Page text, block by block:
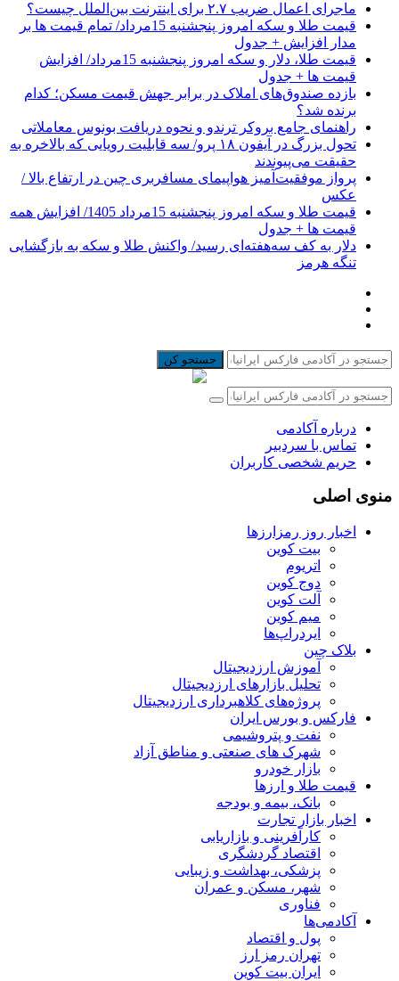
ماجرای اعمال ضریب ۲.۷ برای اینترنت بین‌الملل چیست؟
قیمت طلا و سکه امروز پنجشنبه 15مرداد/ تمام قیمت ها بر
مدار افزایش + جدول
قیمت طلا، دلار و سکه امروز پنجشنبه 15مرداد/ افزایش
قیمت ها + جدول
بازده صندوق‌های املاک در برابر جهش قیمت مسکن؛ کدام
برنده شد؟
راهنمای جامع بروکر ترندو و نحوه دریافت بونوس معاملاتی
تحول بزرگ در آیفون ۱۸ پرو/ سه قابلیت رویایی که بالاخره به
حقیقت می‌پیوندند
پرواز موفقیت‌آمیز هواپیمای مسافربری چین در ارتفاع بالا /
عکس
قیمت طلا و سکه امروز پنجشنبه 15مرداد 1405/ افزایش همه
قیمت ها + جدول
دلار به کف سه‌هفته‌ای رسید/ واکنش طلا و سکه به بازگشایی
تنگه هرمز
جستجو کن
درباره آکادمی
تماس با سردبیر
حریم شخصی کاربران
منوی اصلی
اخبار روز رمزارزها
بیت کوین
اتریوم
دوج کوین
آلت کوین
میم کوین‌
ایردراپ‌ها
بلاک چین
آموزش ارزدیجیتال
تحلیل بازارهای ارزدیجیتال
پروژه‌های کلاهبرداری ارزدیجیتال
فارکس و بورس ایران
نفت و پتروشیمی
شهرک های صنعتی و مناطق آزاد
بازار خودرو
قیمت طلا و ارزها
بانک، بیمه و بودجه
اخبار بازار تجارت
کارآفرینی و بازاریابی
اقتصاد گردشگری
پزشکی، بهداشت و زیبایی
شهر، مسکن و عمران
فناوری
آکادمی‌ها
پول و اقتصاد
تهران رمز ارز
ایران بیت کوین